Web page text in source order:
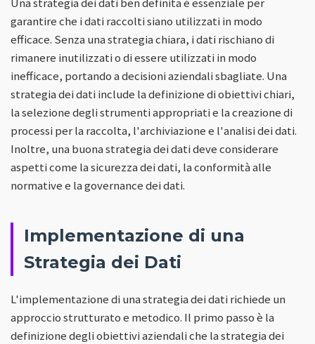
garantire che i dati raccolti siano utilizzati in modo
efficace. Senza una strategia chiara, i dati rischiano di
rimanere inutilizzati o di essere utilizzati in modo
inefficace, portando a decisioni aziendali sbagliate. Una
strategia dei dati include la definizione di obiettivi chiari,
la selezione degli strumenti appropriati e la creazione di
processi per la raccolta, l'archiviazione e l'analisi dei dati.
Inoltre, una buona strategia dei dati deve considerare
aspetti come la sicurezza dei dati, la conformità alle
normative e la governance dei dati.
Implementazione di una
Strategia dei Dati
L'implementazione di una strategia dei dati richiede un
approccio strutturato e metodico. Il primo passo è la
definizione degli obiettivi aziendali che la strategia dei